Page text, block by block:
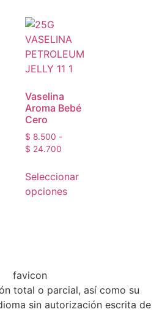
Vaselina
Aroma Bebé
Cero
$ 8.500 -
$ 24.700
Seleccionar
opciones
total o parcial, así como su
sin autorización escrita de